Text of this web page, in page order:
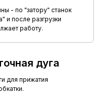
согласованию
180-360 мм
- по "затору" станок
и после разгрузки
работу.
дуга
для прижатия